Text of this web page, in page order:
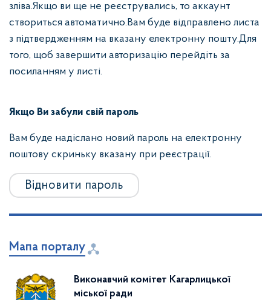
зліва.Якщо ви ще не реєструвались, то аккаунт
створиться автоматично.Вам буде відправлено листа
з підтвердженням на вказану електронну пошту.Для
того, щоб завершити авторизацію перейдіть за
посиланням у листі.
Якщо Ви забули свій пароль
Вам буде надіслано новий пароль на електронну
поштову скриньку вказану при реєстрації.
Відновити пароль
Мапа порталу
Виконавчий комітет Кагарлицької
міської ради